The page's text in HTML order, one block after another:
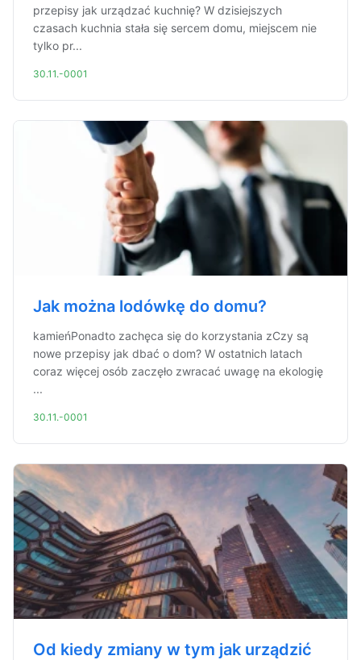
przepisy jak urządzać kuchnię? W dzisiejszych
czasach kuchnia stała się sercem domu, miejscem nie
tylko pr...
30.11.-0001
Jak można lodówkę do domu?
kamieńPonadto zachęca się do korzystania zCzy są
nowe przepisy jak dbać o dom? W ostatnich latach
coraz więcej osób zaczęło zwracać uwagę na ekologię
...
30.11.-0001
Od kiedy zmiany w tym jak urządzić